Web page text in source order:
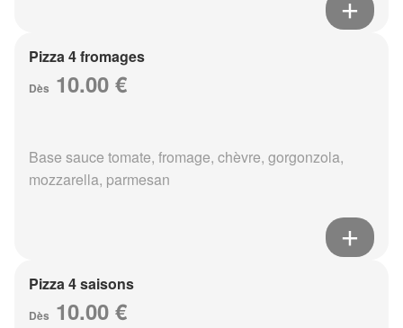
Pizza 4 fromages
Dès 10.00 €
Base sauce tomate, fromage, chèvre, gorgonzola,
mozzarella, parmesan
Pizza 4 saisons
Dès 10.00 €